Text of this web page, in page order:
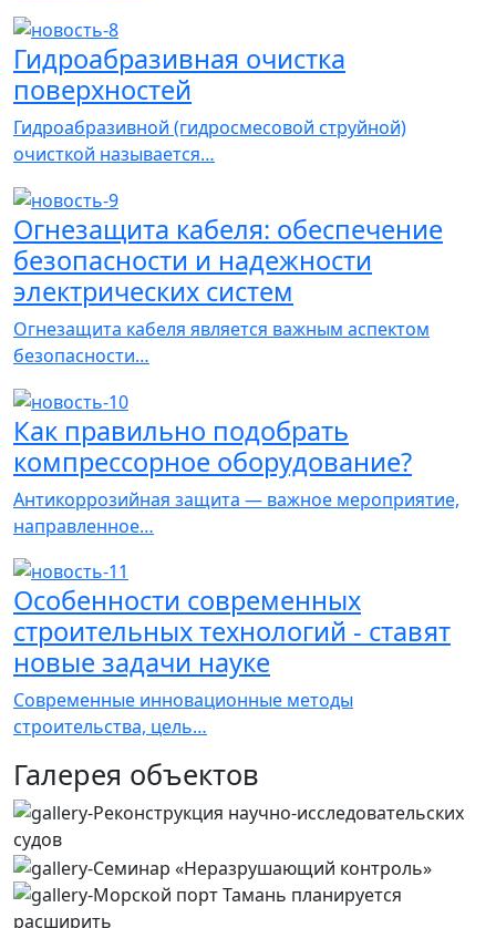
Гидроабразивная очистка
поверхностей
Гидроабразивной (гидросмесовой струйной)
очисткой называется…
Огнезащита кабеля: обеспечение
безопасности и надежности
электрических систем
Огнезащита кабеля является важным аспектом
безопасности…
Как правильно подобрать
компрессорное оборудование?
Антикоррозийная защита — важное мероприятие,
направленное…
Особенности современных
строительных технологий - cтавят
новые задачи науке
Современные инновационные методы
строительства, цель…
Галерея объектов